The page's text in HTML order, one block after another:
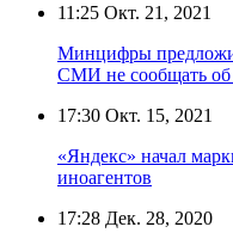
11:25 Окт. 21, 2021
Минцифры
СМИ не сообщать об
17:30 Окт. 15, 2021
«Яндекс» начал
иноагентов
17:28 Дек. 28, 2020